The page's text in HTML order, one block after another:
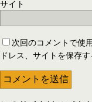
サイト
次回のコメントで使
ドレス、サイトを保存す